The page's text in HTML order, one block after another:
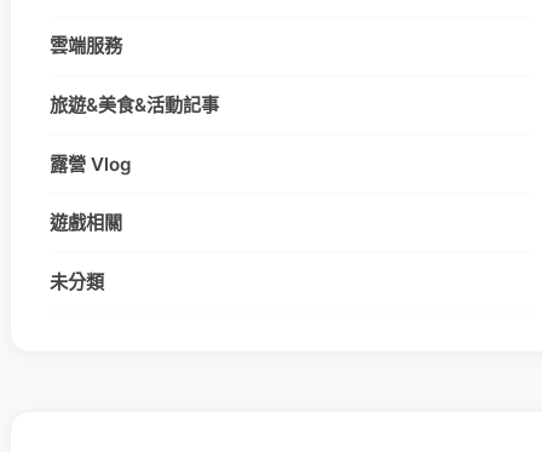
雲端服務
旅遊&美食&活動記事
露營 Vlog
遊戲相關
未分類